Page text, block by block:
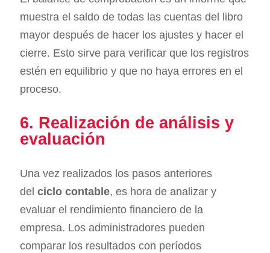
muestra el saldo de todas las cuentas del libro
mayor después de hacer los ajustes y hacer el
cierre. Esto sirve para verificar que los registros
estén en equilibrio y que no haya errores en el
proceso.
6. Realización de análisis y
evaluación
Una vez realizados los pasos anteriores
del ciclo contable, es hora de analizar y
evaluar el rendimiento financiero de la
empresa. Los administradores pueden
comparar los resultados con períodos